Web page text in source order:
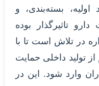
اولیه، بسته‌بندی، و
تاثیرگذار بوده
در تلاش است تا با
تولید داخلی حمایت
وارد شود. این در